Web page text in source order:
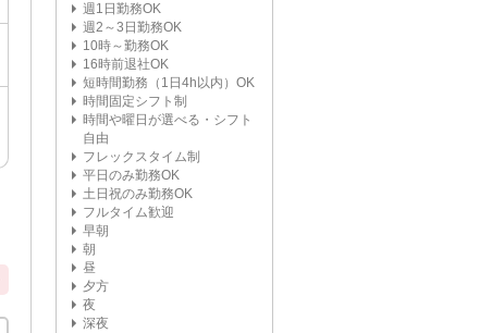
週1日勤務OK
週2～3日勤務OK
10時～勤務OK
16時前退社OK
短時間勤務（1日4h以内）OK
時間固定シフト制
時間や曜日が選べる・シフト
自由
フレックスタイム制
平日のみ勤務OK
土日祝のみ勤務OK
フルタイム歓迎
早朝
朝
昼
夕方
夜
深夜